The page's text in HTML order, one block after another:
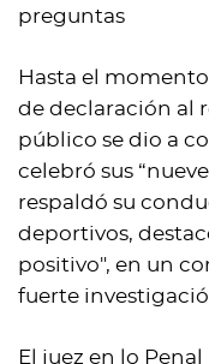
preguntas
Hasta el
de declaración al
público se dio a
celebró sus
respaldó su
deportivos,
positivo", en un
fuerte
El juez en lo